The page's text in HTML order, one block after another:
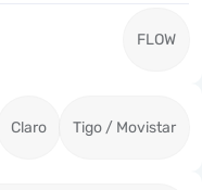
FLOW
Claro Tigo / Movistar